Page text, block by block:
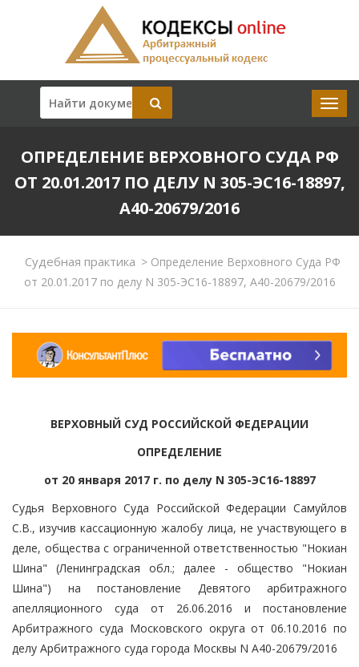
ОПРЕДЕЛЕНИЕ ВЕРХОВНОГО СУДА РФ
ОТ 20.01.2017 ПО ДЕЛУ N 305-ЭС16-18897,
А40-20679/2016
Судебная практика >Определение Верховного Суда РФ
от 20.01.2017 по делу N 305-ЭС16-18897, А40-20679/2016
ВЕРХОВНЫЙ СУД РОССИЙСКОЙ ФЕДЕРАЦИИ
ОПРЕДЕЛЕНИЕ
от 20 января 2017 г. по делу N 305-ЭС16-18897
Судья Верховного Суда Российской Федерации Самуйлов
С.В., изучив кассационную жалобу лица, не участвующего в
деле, общества с ограниченной ответственностью "Нокиан
Шина" (Ленинградская обл.; далее - общество "Нокиан
Шина") на постановление Девятого арбитражного
апелляционного суда от 26.06.2016 и постановление
Арбитражного суда Московского округа от 06.10.2016 по
делу Арбитражного суда города Москвы N А40-20679/2016